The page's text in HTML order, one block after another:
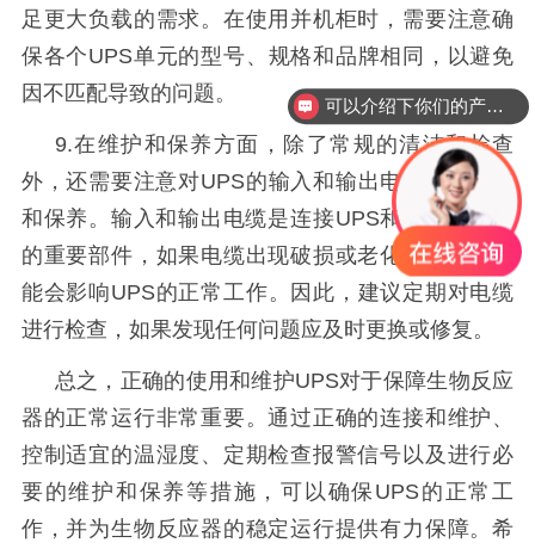
足更大负载的需求。在使用并机柜时，需要注意确
保各个UPS单元的型号、规格和品牌相同，以避免
因不匹配导致的问题。
9.在维护和保养方面，除了常规的清洁和检查
外，还需要注意对UPS的输入和输出电缆进行检查
和保养。输入和输出电缆是连接UPS和生物反应器
的重要部件，如果电缆出现破损或老化等情况，可
能会影响UPS的正常工作。因此，建议定期对电缆
进行检查，如果发现任何问题应及时更换或修复。
总之，正确的使用和维护UPS对于保障生物反应
器的正常运行非常重要。通过正确的连接和维护、
控制适宜的温湿度、定期检查报警信号以及进行必
要的维护和保养等措施，可以确保 UPS的正常工
作，并为生物反应器的稳定运行提供有力保障。希
可以介绍下你们的产品么？